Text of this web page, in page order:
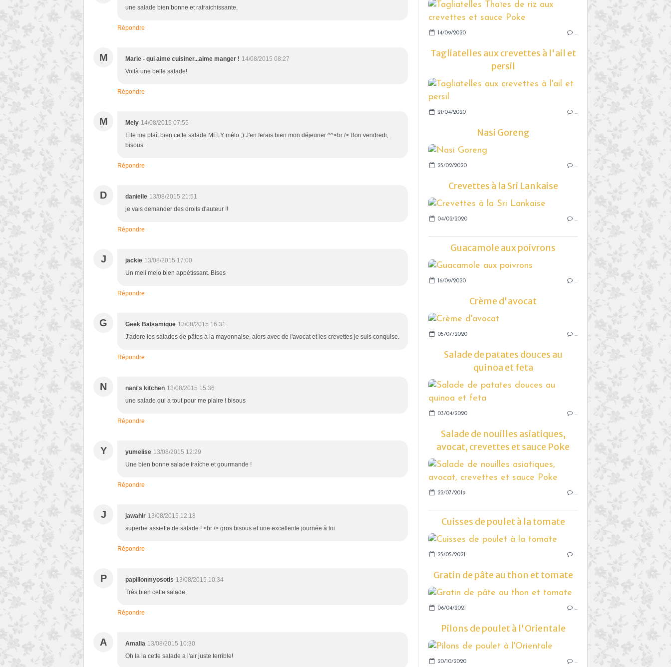
une salade bien bonne et rafraichissante,
Répondre
M Marie - qui aime cuisiner...aime manger ! 14/08/2015 08:27
Voilà une belle salade!
Répondre
M Mely 14/08/2015 07:55
Elle me plaît bien cette salade MELY mélo ;) J'en ferais bien mon déjeuner ^^<br /> Bon vendredi,
bisous.
Répondre
D danielle 13/08/2015 21:51
je vais demander des droits d'auteur !!
Répondre
J jackie 13/08/2015 17:00
Un meli melo bien appétissant. Bises
Répondre
G Geek Balsamique 13/08/2015 16:31
J'adore les salades de pâtes à la mayonnaise, alors avec de l'avocat et les crevettes je suis conquise.
Répondre
N nani's kitchen 13/08/2015 15:36
une salade qui a tout pour me plaire ! bisous
Répondre
Y yumelise 13/08/2015 12:29
Une bien bonne salade fraîche et gourmande !
Répondre
J jawahir 13/08/2015 12:18
superbe assiette de salade ! <br /> gros bisous et une excellente journée à toi
Répondre
P papillonmyosotis 13/08/2015 10:34
Très bien cette salade.
Répondre
A Amalia 13/08/2015 10:30
Oh la la cette salade a l'air juste terrible!
14/09/2020 …
Tagliatelles aux crevettes à l'ail et
persil
21/04/2020 …
Nasi Goreng
23/02/2020 …
Crevettes à la Sri Lankaise
04/02/2020 …
Guacamole aux poivrons
16/09/2020 …
Crème d'avocat
05/07/2020 …
Salade de patates douces au
quinoa et feta
03/04/2020 …
Salade de nouilles asiatiques,
avocat, crevettes et sauce Poke
22/07/2019 …
Cuisses de poulet à la tomate
23/05/2021 …
Gratin de pâte au thon et tomate
06/04/2021 …
Pilons de poulet à l'Orientale
20/10/2020 …